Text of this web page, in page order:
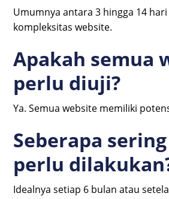
Umumnya antara 3 hingga 14
kompleksitas website.
Apakah semua
perlu diuji?
Ya. Semua website memiliki
Seberapa
perlu
Idealnya setiap 6 bulan atau